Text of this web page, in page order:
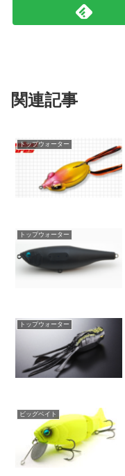
関連記事
トップウォーター
トップウォーター
トップウォーター
ビッグベイト